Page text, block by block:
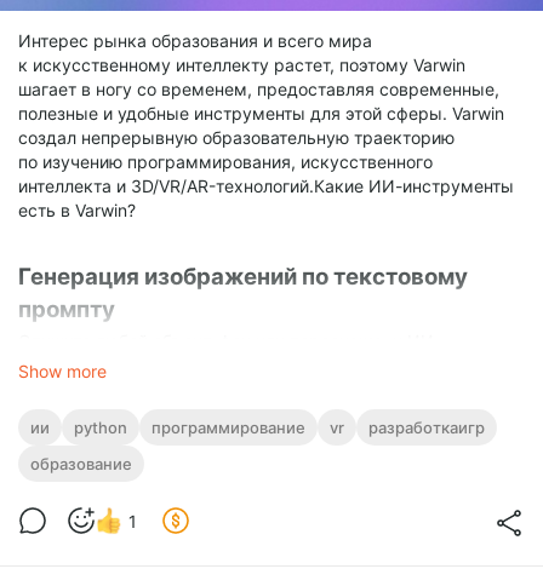
Интерес рынка образования и всего мира
к искусственному интеллекту растет, поэтому Varwin
шагает в ногу со временем, предоставляя современные,
полезные и удобные инструменты для этой сферы. Varwin
создал непрерывную образовательную траекторию
по изучению программирования, искусственного
интеллекта и 3D/VR/AR-технологий.Какие ИИ-инструменты
есть в Varwin?
Генерация изображений по текстовому
промпту
сгенерирует текстуру или полноценное 2D-изображение
Генерация 3D-моделей по изображению
нужную картинку, и нейросеть создаст готовую
трехмерную модель. Используйте сгенерированные 3D-
Show more
ии python программирование vr
разработкаигр
образование
1